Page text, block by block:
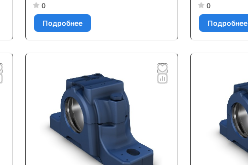
0
Подробнее
0
Подробнее